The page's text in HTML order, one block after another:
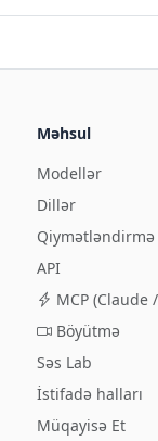
Məhsul
Modellər
Dillər
Qiymətləndirmə
API
MCP (Claude
Böyütmə
Səs Lab
İstifadə halları
Müqayisə Et